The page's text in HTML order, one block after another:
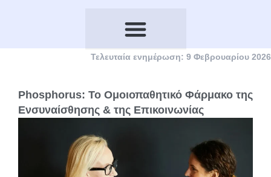
Τελευταία ενημέρωση: 9 Φεβρουαρίου 2026
Phosphorus: Το Ομοιοπαθητικό Φάρμακο της
Ενσυναίσθησης & της Επικοινωνίας